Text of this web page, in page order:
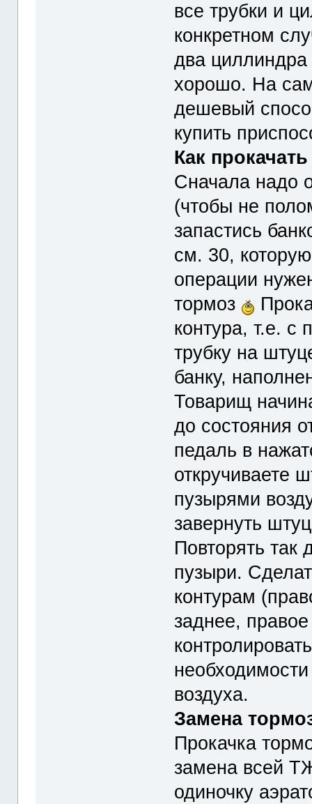
все трубки и
конкретном
два циллиндра
хорошо. На
дешевый
купить
Как
Сначала надо
(чтобы не
запастись
см. 30,
операции
тормоз
контура, т.е. с
трубку на
банку,
Товарищ
до состояния
педаль в
откручиваете
пузырями
завернуть
Повторять так
пузыри.
контурам
заднее,
воздуха.
Замена
Прокачка
замена всей
одиночку